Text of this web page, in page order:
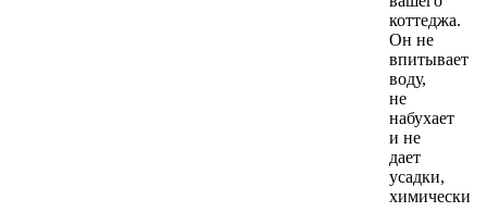
коттеджа.
Он не
впитывает
воду,
не
набухает
и не
дает
усадки,
химически